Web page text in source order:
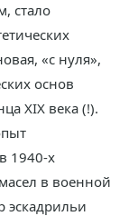
стало
«с нуля»,
основ
ХIX века (!).
1940-х
в военной
эскадрильи